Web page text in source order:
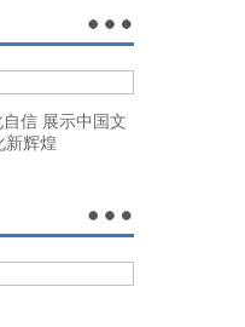
信 展示中国文
新辉煌